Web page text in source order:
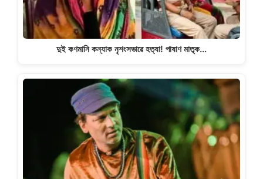
দুই কণমানি কন্যাক নৃশংসভাৱে হত্যা! পাষাণ মাতৃক…